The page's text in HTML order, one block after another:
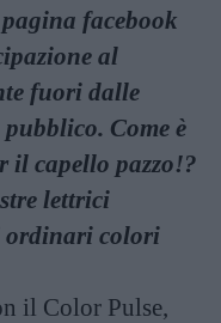
facebook
al
fuori dalle
Come è
il capello pazzo!?
lettrici
ordinari colori
il Color Pulse,